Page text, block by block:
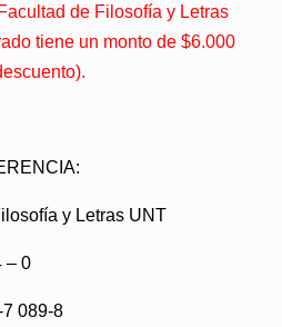
de Filosofía y Letras
tiene un monto de $6.000
y Letras UNT
– 0
089-8